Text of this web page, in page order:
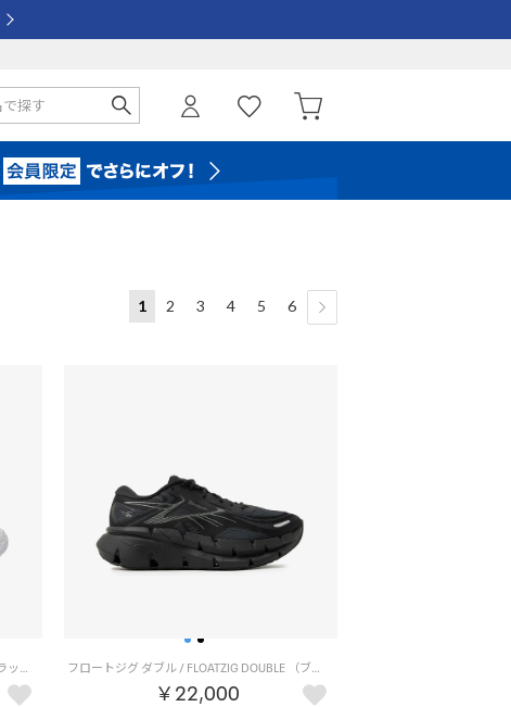
1 2 3 4 5 6
フェーズ エボ / PHASE EVO （ホワイト/ブラック） フロートジグ ダブル / FLOATZIG DOUBLE （ブラック/ブラック）
￥22,000